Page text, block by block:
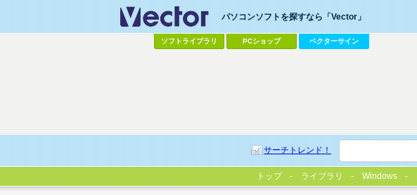
パソコンソフトを探すなら「Vector」
ソフトライブラリ PCショップ ベクターサイン
サーチトレンド！
トップ ライブラリ Windows